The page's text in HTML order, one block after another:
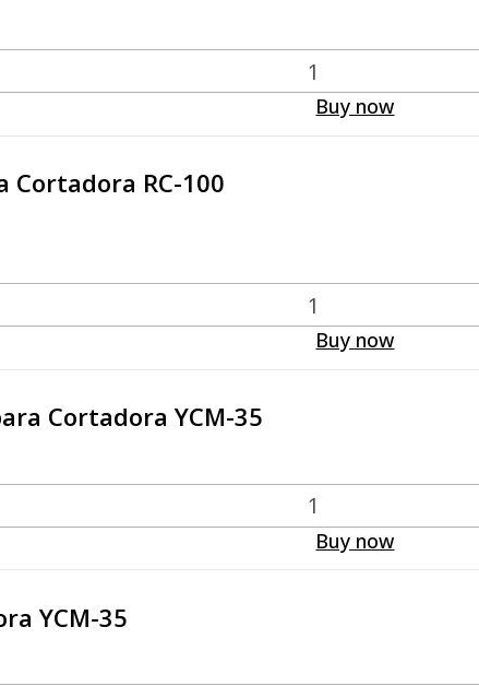
Buy now
Cortadora RC-100
Buy now
Cortadora YCM-35
Buy now
YCM-35